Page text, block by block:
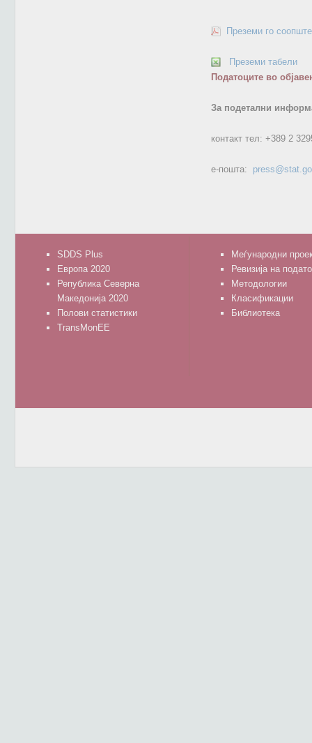
Преземи го
Преземи табели
Податоците во
За подетални
контакт тел: +389 2
е-пошта:
SDDS Plus
Европа 2020
Република Северна
Македонија 2020
Полови статистики
TransMonEE
Меѓународни
Ревизија на
Методологии
Класификации
Библиотека